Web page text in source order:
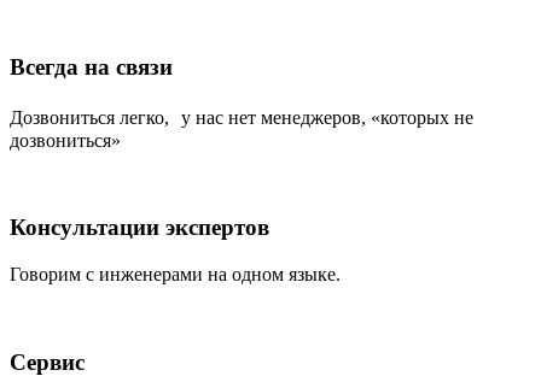
Всегда на связи
Дозвониться легко, у нас нет менеджеров, «которых не
дозвониться»
Консультации экспертов
Говорим с инженерами на одном языке.
Сервис